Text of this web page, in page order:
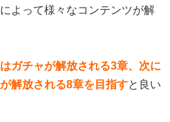
よって様々なコンテンツが解
ガチャが解放される3章、次に
解放される8章を目指すと良い